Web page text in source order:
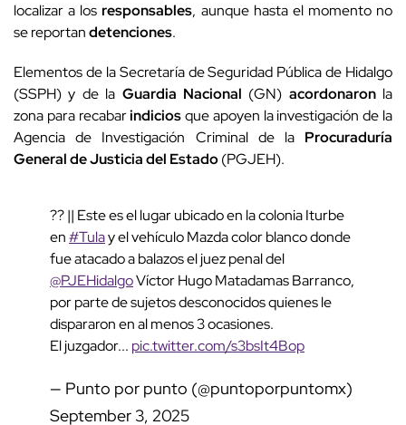
localizar a losresponsables, aunque hasta el momento no
se reportandetenciones.
Elementos de la Secretaría de Seguridad Pública de Hidalgo
(SSPH) y de la Guardia Nacional (GN) acordonaronla
zona para recabarindiciosque apoyen la investigación de la
Agencia de Investigación Criminal de la Procuraduría
General de Justicia del Estado(PGJEH).
?? || Este es el lugar ubicado en la colonia Iturbe
en#Tulay el vehículo Mazda color blanco donde
fue atacado a balazos el juez penal del
@PJEHidalgoVíctor Hugo Matadamas Barranco,
por parte de sujetos desconocidos quienes le
dispararon en al menos 3 ocasiones.
El juzgador... pic.twitter.com/s3bsIt4Bop
— Punto por punto (@puntoporpuntomx)
September 3, 2025